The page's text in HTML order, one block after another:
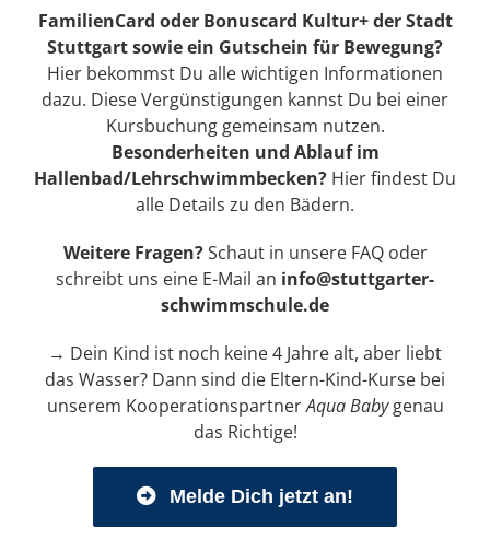
FamilienCard oder Bonuscard Kultur+ der Stadt
Stuttgart sowie ein Gutschein für Bewegung?
Hier bekommst Du alle wichtigen Informationen
dazu. Diese Vergünstigungen kannst Du bei einer
Kursbuchung gemeinsam nutzen.
Besonderheiten und Ablauf im
Hallenbad/Lehrschwimmbecken? Hierfindest Du
alle Details zu den Bädern.
Weitere Fragen?Schaut in unsere FAQoder
schreibt uns eine E-Mail an info@stuttgarter-
schwimmschule.de
→ Dein Kind ist noch keine 4 Jahre alt, aber liebt
das Wasser? Dann sind die Eltern-Kind-Kurse bei
unserem KooperationspartnerAqua Babygenau
das Richtige!
Melde Dich jetzt an!